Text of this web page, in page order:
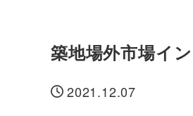
築地場外市場イ
投稿日
2021.12.07